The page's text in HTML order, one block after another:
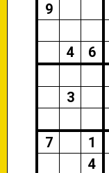
9
4
6
3
7
1
4